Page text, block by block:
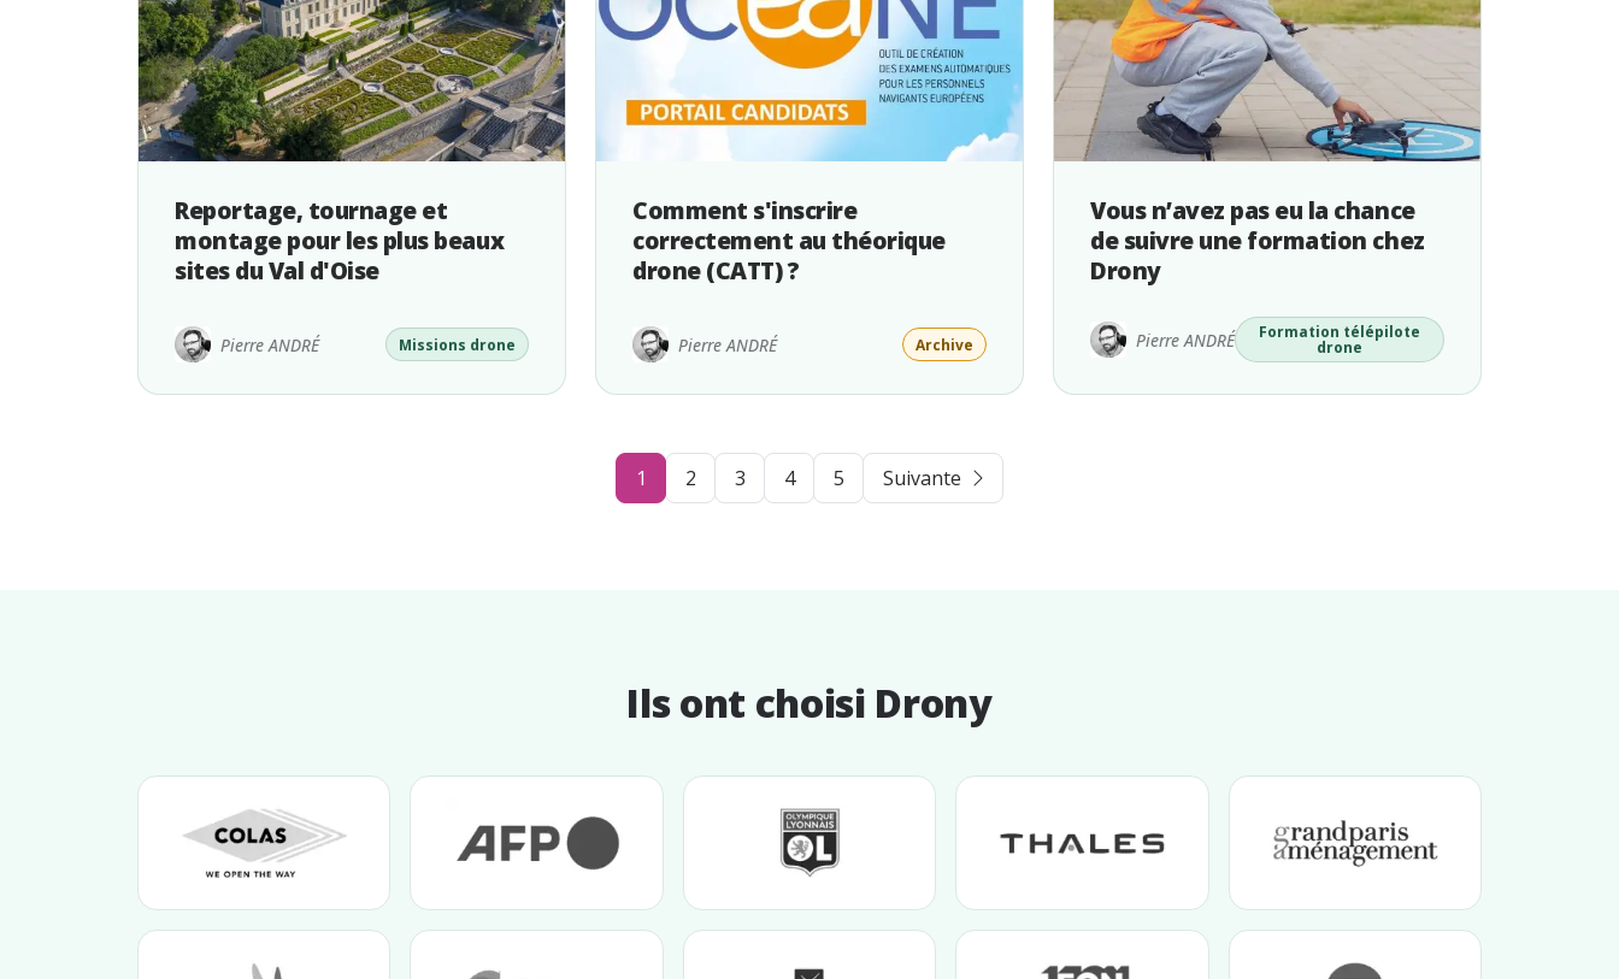
Reportage, tournage et
montage pour les plus beaux
sites du Val d'Oise
Pierre ANDRÉ Missions drone
Comment s'inscrire
correctement au théorique
drone (CATT) ?
Pierre ANDRÉ Archive
Vous n’avez pas eu la chance
de suivre une formation chez
Drony
Pierre ANDRÉ Formation télépilote
drone
1 2 3 4 5 Suivante
Ils ont choisi Drony